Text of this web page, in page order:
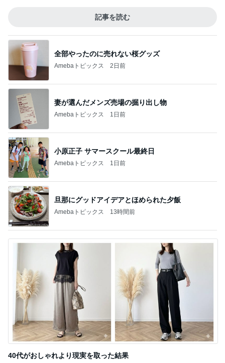
記事を読む
全部やったのに売れない桜グッズ
Amebaトピックス 2日前
妻が選んだメンズ売場の掘り出し物
Amebaトピックス 1日前
小原正子 サマースクール最終日
Amebaトピックス 1日前
旦那にグッドアイデアとほめられた夕飯
Amebaトピックス 13時間前
40代がおしゃれより現実を取った結果